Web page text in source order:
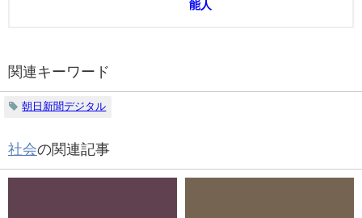
能人
関連キーワード
朝日新聞デジタル
社会の関連記事